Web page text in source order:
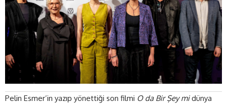
Pelin Esmer’in yazıp yönettiği son filmi O da Bir Şey midünya